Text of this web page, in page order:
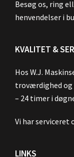
Besøg os, ring
henvendelser i
KVALITET &
Hos W.J.
troværdighed
– 24 timer i
Vi har serviceret
LINKS